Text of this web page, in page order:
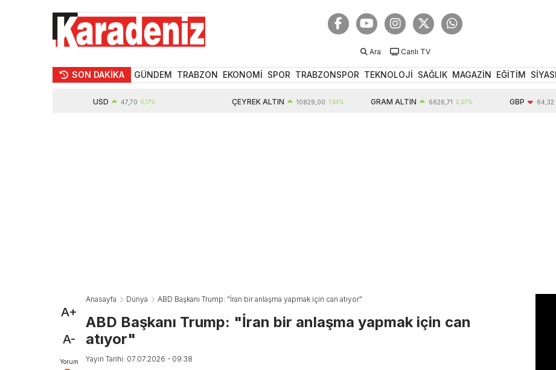
Ara Canlı TV
SON DAKİKA GÜNDEM TRABZON EKONOMİ SPOR TRABZONSPOR TEKNOLOJİ SAĞLIK MAGAZİN EĞİTİM
47,70 0,17% ÇEYREK ALTIN 10829,00 1,84% GRAM ALTIN 6626,71 2,07% 64,32 -0,05%
A+
A-
Yorum
Anasayfa Dünya ABD Başkanı Trump: "İran bir anlaşma yapmak için can atıyor"
ABD Başkanı Trump: "İran bir anlaşma yapmak için can
atıyor"
Yayın Tarihi: 07.07.2026 - 09:38